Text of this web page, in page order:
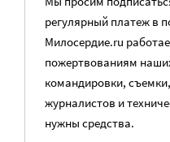
регулярный платеж в
Милосердие.ru
пожертвованиям
командировки,
журналистов и
нужны средства.